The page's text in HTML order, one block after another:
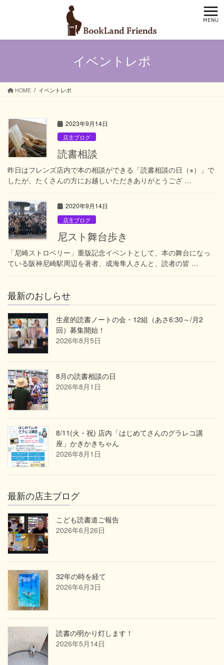
イベントレポ
HOME イベントレポ
2023年9月14日
店主ブログ
読書相談
昨日はフレンズ店内で本の相談ができる「読書相談の日（※）」で
したが、たくさんの方にお越しいただきありがとうござ …
2020年9月14日
店主ブログ
尼スト舞台歩き
「尼崎ストロベリー」重版記念イベントとして、本の舞台になっ
ている阪神尼崎駅周辺を著者、成海隼人さんと、読者の皆 …
最新のおしらせ
生産的読書ノートの会・12組（あさ6:30～/月2
回）募集開始！
2026年8月5日
8月の読書相談の日
2026年8月1日
8/11(火・祝) 店内「はじめてさんのグラレコ講
座」かきかきちゃん
2026年8月1日
最新の店主ブログ
こども読書道ご報告
2026年6月26日
32年の時を経て
2026年6月3日
読書の明かり灯します！
2026年5月14日